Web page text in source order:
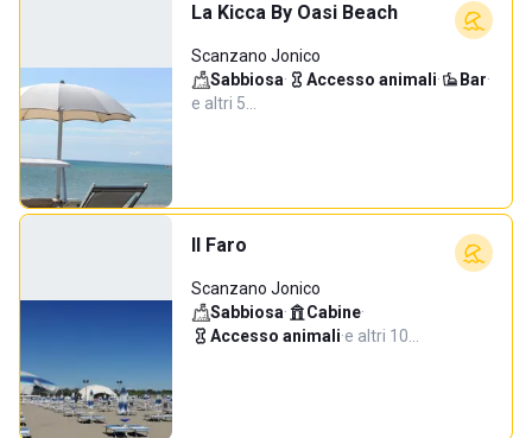
La Kicca By Oasi Beach
Scanzano Jonico
Sabbiosa· Accesso animali· Bar·
e altri 5…
Il Faro
Scanzano Jonico
Sabbiosa· Cabine·
Accesso animali·e altri 10…